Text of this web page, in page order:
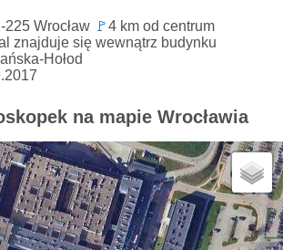
Wrocław 🚩4 km od centrum
znajduje się wewnątrz budynku
Hołod
na mapie Wrocławia